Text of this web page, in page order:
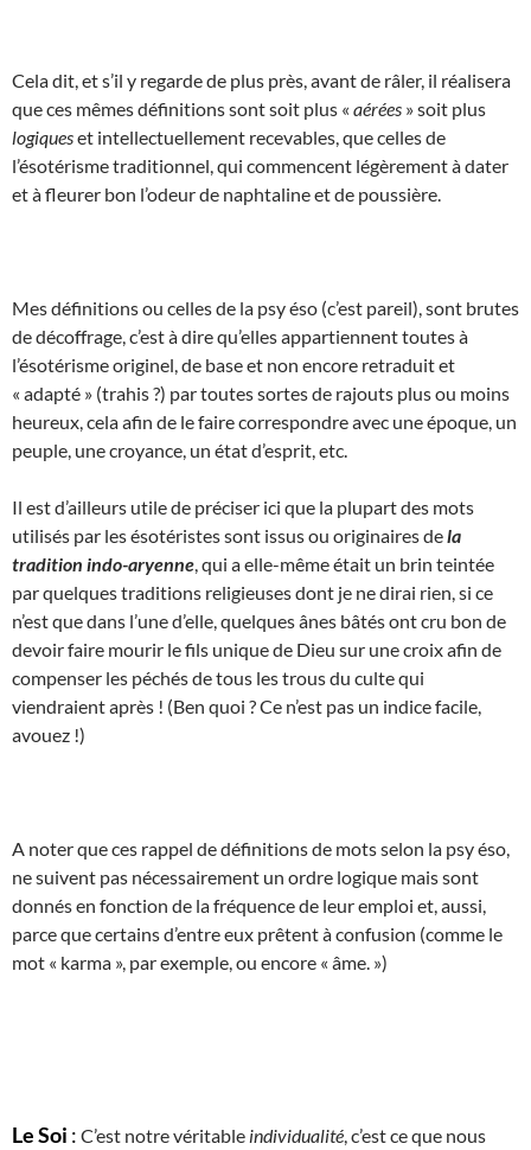
Cela dit, et s’il y regarde de plus près, avant de râler, il réalisera
que ces mêmes définitions sont soit plus « aérées » soit plus
logiqueset intellectuellement recevables, que celles de
l’ésotérisme traditionnel, qui commencent légèrement à dater
et à fleurer bon l’odeur de naphtaline et de poussière.
Mes définitions ou celles de la psy éso (c’est pareil), sont brutes
de décoffrage, c’est à dire qu’elles appartiennent toutes à
l’ésotérisme originel, de base et non encore retraduit et
« adapté » (trahis ?) par toutes sortes de rajouts plus ou moins
heureux, cela afin de le faire correspondre avec une époque, un
peuple, une croyance, un état d’esprit, etc.
Il est d’ailleurs utile de préciser ici que la plupart des mots
utilisés par les ésotéristes sont issus ou originaires dela
tradition indo-aryenne , qui a elle-même était un brin teintée
par quelques traditions religieuses dont je ne dirai rien, si ce
n’est que dans l’une d’elle, quelques ânes bâtés ont cru bon de
devoir faire mourir le fils unique de Dieu sur une croix afin de
compenser les péchés de tous les trous du culte qui
viendraient après ! (Ben quoi ? Ce n’est pas un indice facile,
avouez !)
A noter que ces rappel de définitions de mots selon la psy éso,
ne suivent pas nécessairement un ordre logique mais sont
donnés en fonction de la fréquence de leur emploi et, aussi,
parce que certains d’entre eux prêtent à confusion (comme le
mot « karma », par exemple, ou encore « âme. »)
Le Soi : C’est notre véritable individualité , c’est ce que nous